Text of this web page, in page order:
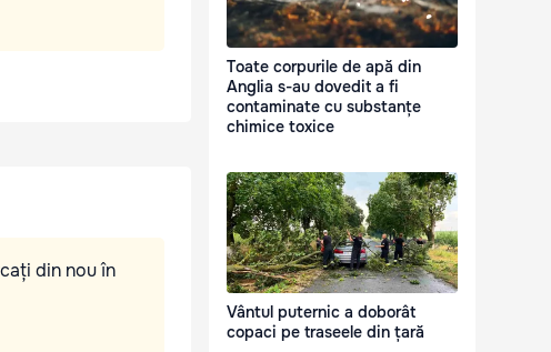
din nou în
Toate corpurile de apă din
Anglia s-au dovedit a fi
contaminate cu substanțe
chimice toxice
Vântul puternic a doborât
copaci pe traseele din țară